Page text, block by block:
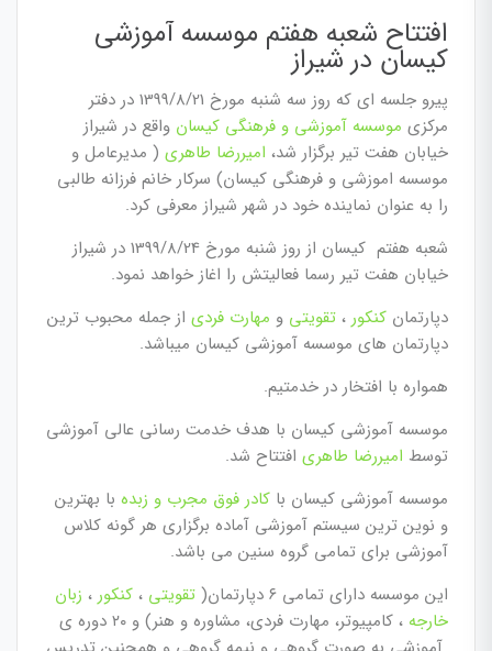
افتتاح شعبه هفتم موسسه آموزشی
کیسان در شیراز
پیرو جلسه ای که روز سه شنبه مورخ 1399/8/21 در دفتر
مرکزی موسسه آموزشی و فرهنگی کیسان واقع در شیراز
خیابان هفت تیر برگزار شد، امیررضا طاهری ( مدیرعامل و
موسسه اموزشی و فرهنگی کیسان) سرکار خانم فرزانه طالبی
را به عنوان نماینده خود در شهر شیراز معرفی کرد.
شعبه هفتم کیسان از روز شنبه مورخ 1399/8/24 در شیراز
خیابان هفت تیر رسما فعالیتش را اغاز خواهد نمود.
دپارتمان کنکور ، تقویتی و مهارت فردی از جمله محبوب ترین
دپارتمان های موسسه آموزشی کیسان میباشد.
همواره با افتخار در خدمتیم.
موسسه آموزشی کیسان با هدف خدمت رسانی عالی آموزشی
توسط امیررضا طاهری افتتاح شد.
موسسه آموزشی کیسان با کادر فوق مجرب و زبده با بهترین
و نوین ترین سیستم‌ آموزشی آماده برگزاری هر گونه کلاس
آموزشی برای تمامی گروه سنین می باشد.
این موسسه دارای تمامی ۶ دپارتمان(
تقویتی ، کنکور ، زبان
خارجه
، کامپیوتر، مهارت فردی، مشاوره و هنر) و ۲۰ دوره ی